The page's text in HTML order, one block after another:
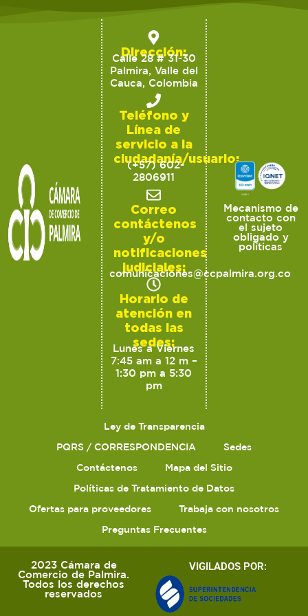
Dirección:
Calle 28 # 31-30
Palmira, Valle del
Cauca, Colombia
Teléfono y
Línea de
servicio a la
ciudadanía/usuario:
(+57) 602-
2806911
Correo
contáctenos
y/o
notificaciones
judiciales:
comunicaciones@ccpalmira.org.co
Horario de
atención en
todas las
sedes:
Lunes a Viernes
7:45 am a 12 m –
1:30 pm a 5:30
pm
Mecanismo de
contacto con
el sujeto
obligado y
políticas
Ley de Transparencia
PQRS / CORRESPONDENCIA
Sedes
Contáctenos
Mapa del Sitio
Políticas de Tratamiento de Datos
Ofertas para proveedores
Trabaja con nosotros
Preguntas Frecuentes
2023 Cámara de
Comercio de Palmira.
Todos los derechos
reservados
VIGILADOS POR: